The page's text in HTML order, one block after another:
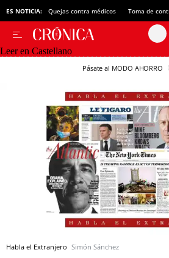
ES NOTICIA: Quejas contra médicos Toma de
Leer en Castellano
Pásate al MODO AHORRO
Habla el Extranjero Simón Sánchez